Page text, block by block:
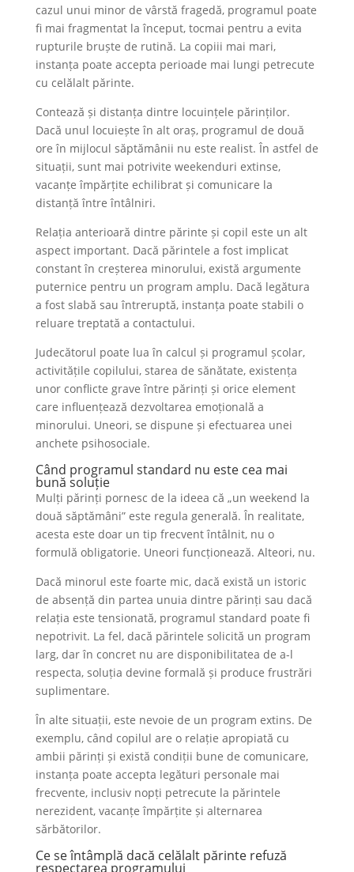
cazul unui minor de vârstă fragedă, programul poate
fi mai fragmentat la început, tocmai pentru a evita
rupturile bruște de rutină. La copiii mai mari,
instanța poate accepta perioade mai lungi petrecute
cu celălalt părinte.
Contează și distanța dintre locuințele părinților.
Dacă unul locuiește în alt oraș, programul de două
ore în mijlocul săptămânii nu este realist. În astfel de
situații, sunt mai potrivite weekenduri extinse,
vacanțe împărțite echilibrat și comunicare la
distanță între întâlniri.
Relația anterioară dintre părinte și copil este un alt
aspect important. Dacă părintele a fost implicat
constant în creșterea minorului, există argumente
puternice pentru un program amplu. Dacă legătura
a fost slabă sau întreruptă, instanța poate stabili o
reluare treptată a contactului.
Judecătorul poate lua în calcul și programul școlar,
activitățile copilului, starea de sănătate, existența
unor conflicte grave între părinți și orice element
care influențează dezvoltarea emoțională a
minorului. Uneori, se dispune și efectuarea unei
anchete psihosociale.
Când programul standard nu este cea mai
bună soluție
Mulți părinți pornesc de la ideea că „un weekend la
două săptămâni” este regula generală. În realitate,
acesta este doar un tip frecvent întâlnit, nu o
formulă obligatorie. Uneori funcționează. Alteori, nu.
Dacă minorul este foarte mic, dacă există un istoric
de absență din partea unuia dintre părinți sau dacă
relația este tensionată, programul standard poate fi
nepotrivit. La fel, dacă părintele solicită un program
larg, dar în concret nu are disponibilitatea de a-l
respecta, soluția devine formală și produce frustrări
suplimentare.
În alte situații, este nevoie de un program extins. De
exemplu, când copilul are o relație apropiată cu
ambii părinți și există condiții bune de comunicare,
instanța poate accepta legături personale mai
frecvente, inclusiv nopți petrecute la părintele
nerezident, vacanțe împărțite și alternarea
sărbătorilor.
Ce se întâmplă dacă celălalt părinte refuză
respectarea programului